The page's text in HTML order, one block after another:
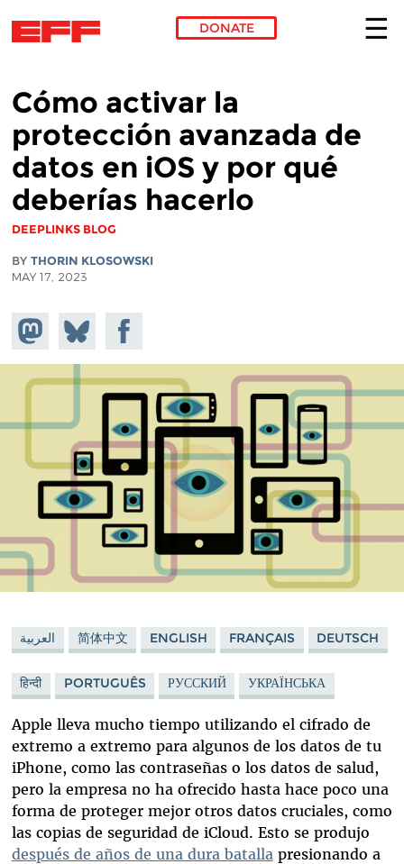
DONATE
Cómo activar la
protección avanzada de
datos en iOS y por qué
deberías hacerlo
DEEPLINKS BLOG
BY THORIN KLOSOWSKI
MAY 17, 2023
Share on
Mastodon
Share
on
Bluesky
Share on
Facebook
العربية 简体中文 ENGLISH FRANÇAIS DEUTSCH
हिन्दी PORTUGUÊS РУССКИЙ УКРАЇНСЬКА
Apple lleva mucho tiempo utilizando el cifrado de
extremo a extremo para algunos de los datos de tu
iPhone, como las contraseñas o los datos de salud,
pero la empresa no ha ofrecido hasta hace poco una
forma de proteger mejor otros datos cruciales, como
las copias de seguridad de iCloud. Esto se produjo
después de años de una dura batalla presionando a